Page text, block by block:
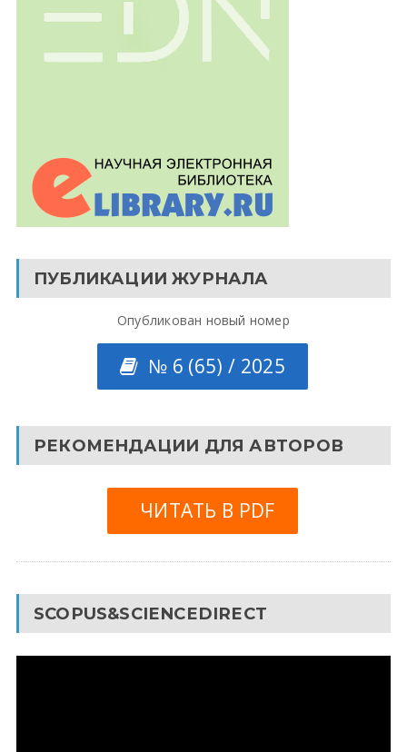
ПУБЛИКАЦИИ ЖУРНАЛА
Опубликован новый номер
№ 6 (65) / 2025
РЕКОМЕНДАЦИИ ДЛЯ АВТОРОВ
ЧИТАТЬ В PDF
SCOPUS&SCIENCEDIRECT